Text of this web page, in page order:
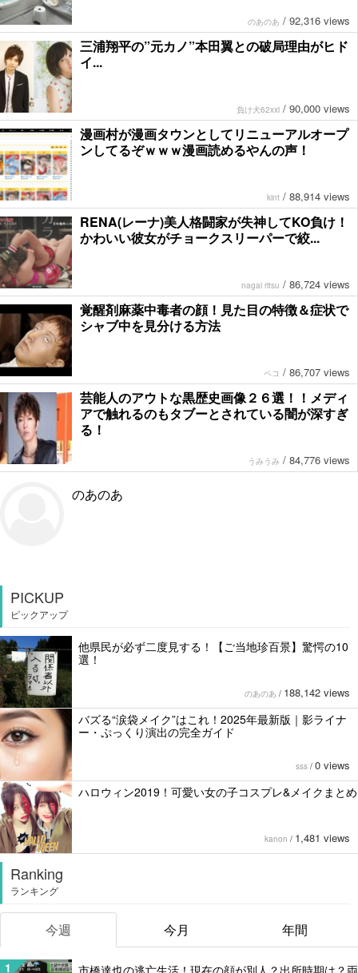
のあのあ / 92,316 views
三浦翔平の”元カノ”本田翼との破局理由がヒド
イ...
負け犬62xxi / 90,000 views
漫画村が漫画タウンとしてリニューアルオープ
ンしてるぞｗｗｗ漫画読めるやんの声！
kint / 88,914 views
RENA(レーナ)美人格闘家が失神してKO負け！
かわいい彼女がチョークスリーパーで絞...
nagai ritsu / 86,724 views
覚醒剤麻薬中毒者の顔！見た目の特徴＆症状で
シャブ中を見分ける方法
ペコ / 86,707 views
芸能人のアウトな黒歴史画像２６選！！メディ
アで触れるのもタブーとされている闇が深すぎ
る！
うみうみ / 84,776 views
のあのあ
PICKUP
ピックアップ
他県民が必ず二度見する！【ご当地珍百景】驚愕の10
選！
のあのあ / 188,142 views
バズる“涙袋メイク”はこれ！2025年最新版｜影ライナ
ー・ぷっくり演出の完全ガイド
sss / 0 views
ハロウィン2019！可愛い女の子コスプレ&メイクまとめ
kanon / 1,481 views
Ranking
ランキング
今週 今月 年間
1 市橋達也の逃亡生活！現在の顔が別人？出所時期は？両